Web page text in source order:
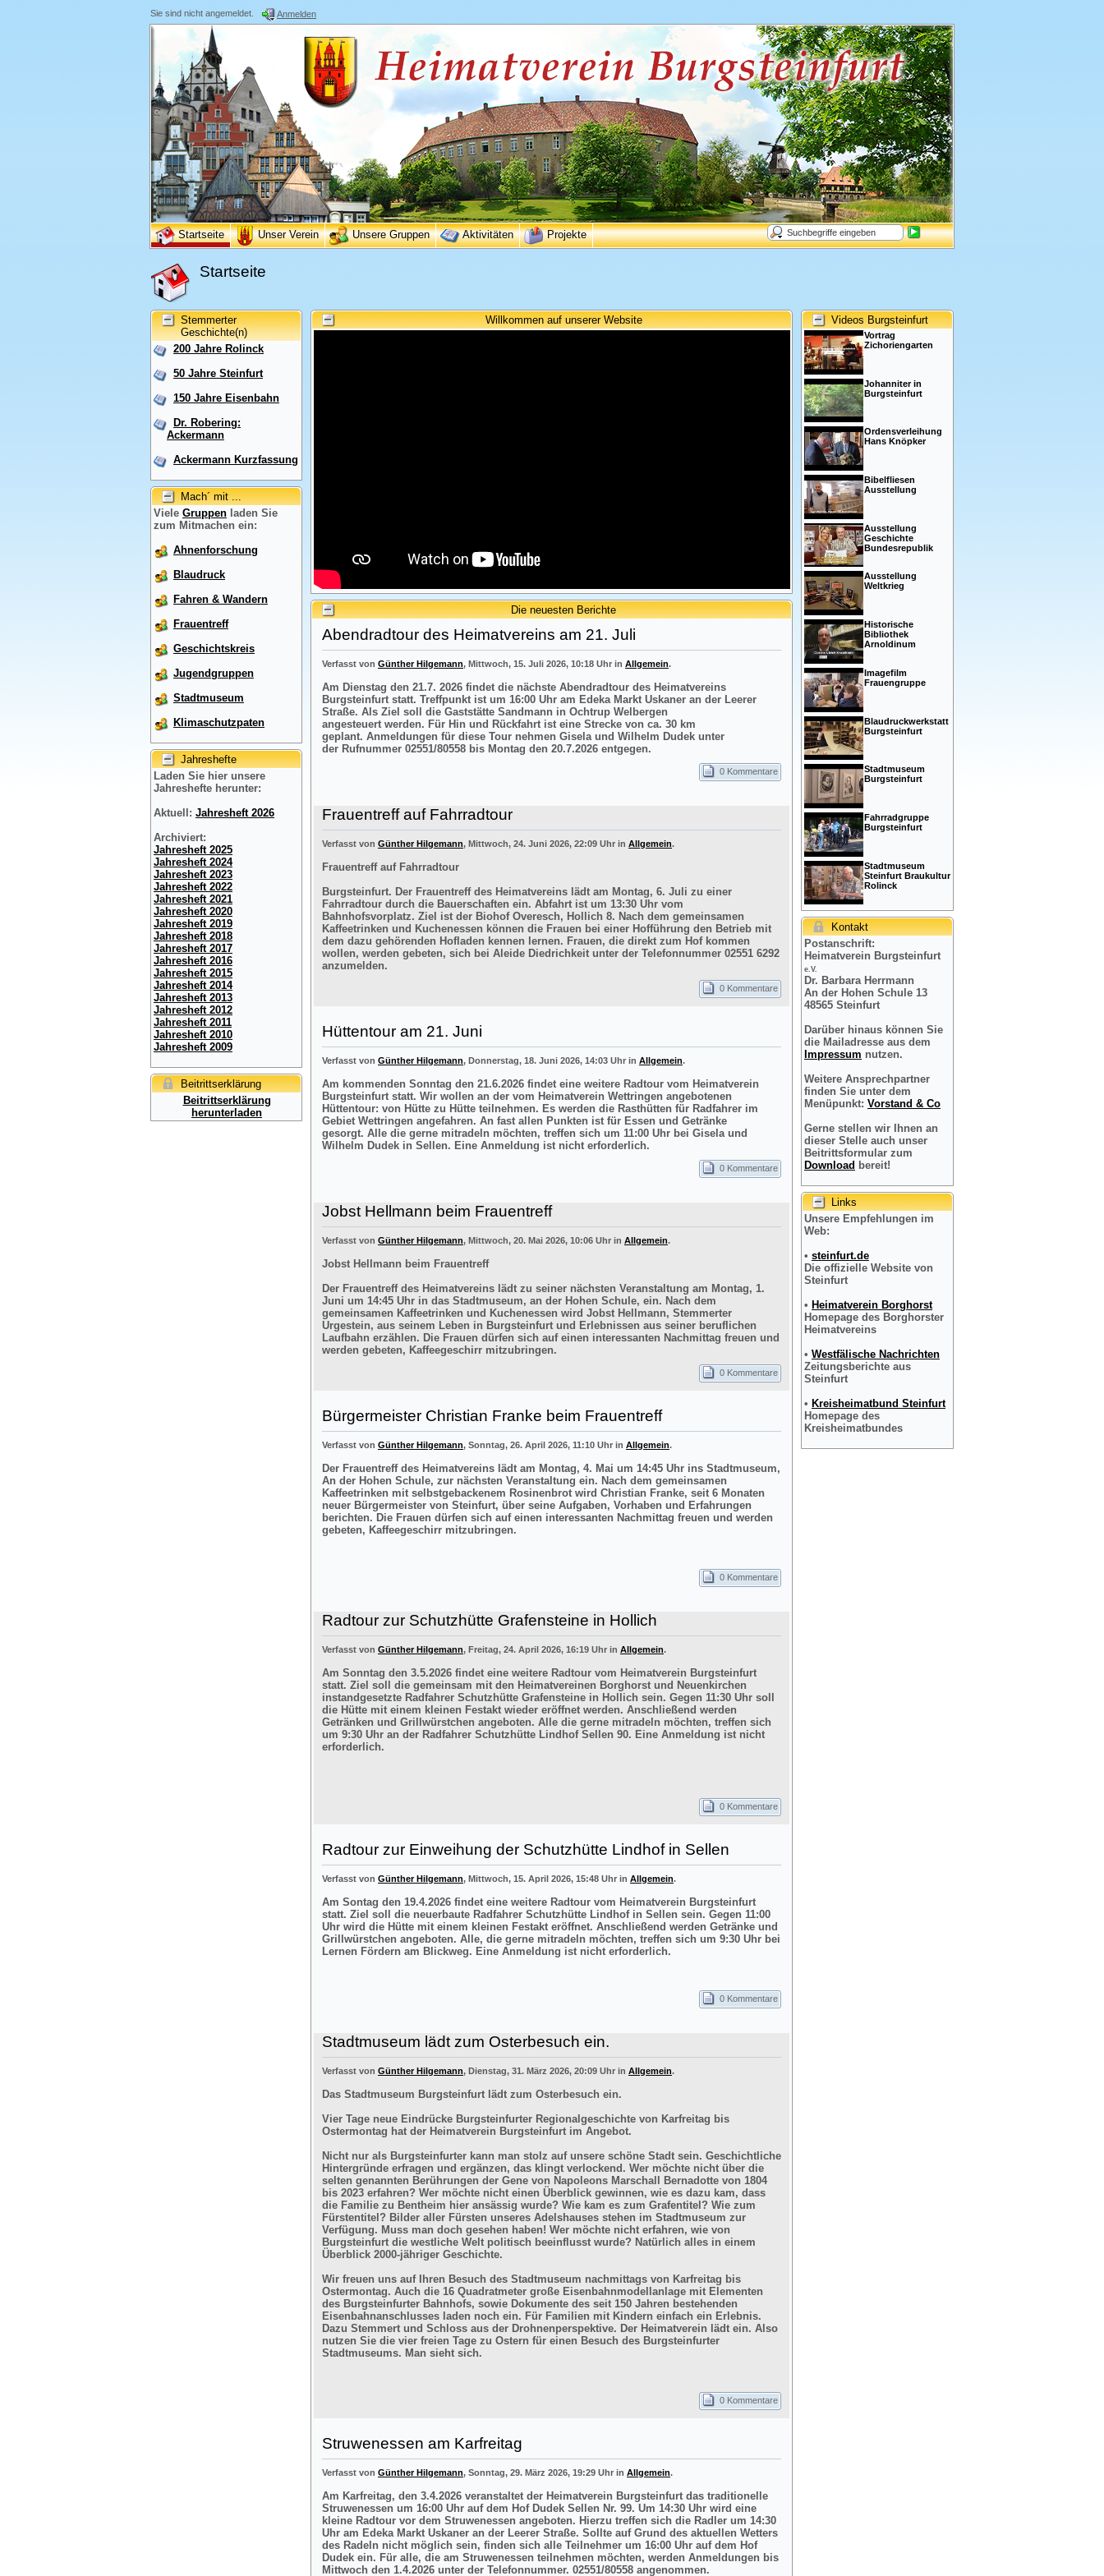
Sie sind nicht angemeldet. Anmelden
Startseite Unser Verein Unsere Gruppen Aktivitäten Projekte
Startseite
Stemmerter
Geschichte(n)
200 Jahre Rolinck
50 Jahre Steinfurt
150 Jahre Eisenbahn
Dr. Robering:
Ackermann
Ackermann Kurzfassung
Mach´ mit ...
Viele Gruppen laden Sie
zum Mitmachen ein:
Ahnenforschung
Blaudruck
Fahren & Wandern
Frauentreff
Geschichtskreis
Jugendgruppen
Stadtmuseum
Klimaschutzpaten
Jahreshefte
Laden Sie hier unsere
Jahreshefte herunter:
Aktuell: Jahresheft 2026
Archiviert:
Jahresheft 2025
Jahresheft 2024
Jahresheft 2023
Jahresheft 2022
Jahresheft 2021
Jahresheft 2020
Jahresheft 2019
Jahresheft 2018
Jahresheft 2017
Jahresheft 2016
Jahresheft 2015
Jahresheft 2014
Jahresheft 2013
Jahresheft 2012
Jahresheft 2011
Jahresheft 2010
Jahresheft 2009
Beitrittserklärung
Beitrittserklärung
herunterladen
Willkommen auf unserer Website
Die neuesten Berichte
Abendradtour des Heimatvereins am 21. Juli
Verfasst von Günther Hilgemann, Mittwoch, 15. Juli 2026, 10:18 Uhr in Allgemein.
Am Dienstag den 21.7. 2026 findet die nächste Abendradtour des Heimatvereins
Burgsteinfurt statt. Treffpunkt ist um 16:00 Uhr am Edeka Markt Uskaner an der Leerer
Straße. Als Ziel soll die Gaststätte Sandmann in Ochtrup Welbergen
angesteuert werden. Für Hin und Rückfahrt ist eine Strecke von ca. 30 km
geplant. Anmeldungen für diese Tour nehmen Gisela und Wilhelm Dudek unter
der Rufnummer 02551/80558 bis Montag den 20.7.2026 entgegen.
0 Kommentare
Frauentreff auf Fahrradtour
Verfasst von Günther Hilgemann, Mittwoch, 24. Juni 2026, 22:09 Uhr in Allgemein.
Frauentreff auf Fahrradtour
Burgsteinfurt. Der Frauentreff des Heimatvereins lädt am Montag, 6. Juli zu einer
Fahrradtour durch die Bauerschaften ein. Abfahrt ist um 13:30 Uhr vom
Bahnhofsvorplatz. Ziel ist der Biohof Overesch, Hollich 8. Nach dem gemeinsamen
Kaffeetrinken und Kuchenessen können die Frauen bei einer Hofführung den Betrieb mit
dem dazu gehörenden Hofladen kennen lernen. Frauen, die direkt zum Hof kommen
wollen, werden gebeten, sich bei Aleide Diedrichkeit unter der Telefonnummer 02551 6292
anzumelden.
0 Kommentare
Hüttentour am 21. Juni
Verfasst von Günther Hilgemann, Donnerstag, 18. Juni 2026, 14:03 Uhr in Allgemein.
Am kommenden Sonntag den 21.6.2026 findet eine weitere Radtour vom Heimatverein
Burgsteinfurt statt. Wir wollen an der vom Heimatverein Wettringen angebotenen
Hüttentour: von Hütte zu Hütte teilnehmen. Es werden die Rasthütten für Radfahrer im
Gebiet Wettringen angefahren. An fast allen Punkten ist für Essen und Getränke
gesorgt. Alle die gerne mitradeln möchten, treffen sich um 11:00 Uhr bei Gisela und
Wilhelm Dudek in Sellen. Eine Anmeldung ist nicht erforderlich.
0 Kommentare
Jobst Hellmann beim Frauentreff
Verfasst von Günther Hilgemann, Mittwoch, 20. Mai 2026, 10:06 Uhr in Allgemein.
Jobst Hellmann beim Frauentreff
Der Frauentreff des Heimatvereins lädt zu seiner nächsten Veranstaltung am Montag, 1.
Juni um 14:45 Uhr in das Stadtmuseum, an der Hohen Schule, ein. Nach dem
gemeinsamen Kaffeetrinken und Kuchenessen wird Jobst Hellmann, Stemmerter
Urgestein, aus seinem Leben in Burgsteinfurt und Erlebnissen aus seiner beruflichen
Laufbahn erzählen. Die Frauen dürfen sich auf einen interessanten Nachmittag freuen und
werden gebeten, Kaffeegeschirr mitzubringen.
0 Kommentare
Bürgermeister Christian Franke beim Frauentreff
Verfasst von Günther Hilgemann, Sonntag, 26. April 2026, 11:10 Uhr in Allgemein.
Der Frauentreff des Heimatvereins lädt am Montag, 4. Mai um 14:45 Uhr ins Stadtmuseum,
An der Hohen Schule, zur nächsten Veranstaltung ein. Nach dem gemeinsamen
Kaffeetrinken mit selbstgebackenem Rosinenbrot wird Christian Franke, seit 6 Monaten
neuer Bürgermeister von Steinfurt, über seine Aufgaben, Vorhaben und Erfahrungen
berichten. Die Frauen dürfen sich auf einen interessanten Nachmittag freuen und werden
gebeten, Kaffeegeschirr mitzubringen.
0 Kommentare
Radtour zur Schutzhütte Grafensteine in Hollich
Verfasst von Günther Hilgemann, Freitag, 24. April 2026, 16:19 Uhr in Allgemein.
Am Sonntag den 3.5.2026 findet eine weitere Radtour vom Heimatverein Burgsteinfurt
statt. Ziel soll die gemeinsam mit den Heimatvereinen Borghorst und Neuenkirchen
instandgesetzte Radfahrer Schutzhütte Grafensteine in Hollich sein. Gegen 11:30 Uhr soll
die Hütte mit einem kleinen Festakt wieder eröffnet werden. Anschließend werden
Getränken und Grillwürstchen angeboten. Alle die gerne mitradeln möchten, treffen sich
um 9:30 Uhr an der Radfahrer Schutzhütte Lindhof Sellen 90. Eine Anmeldung ist nicht
erforderlich.
0 Kommentare
Radtour zur Einweihung der Schutzhütte Lindhof in Sellen
Verfasst von Günther Hilgemann, Mittwoch, 15. April 2026, 15:48 Uhr in Allgemein.
Am Sontag den 19.4.2026 findet eine weitere Radtour vom Heimatverein Burgsteinfurt
statt. Ziel soll die neuerbaute Radfahrer Schutzhütte Lindhof in Sellen sein. Gegen 11:00
Uhr wird die Hütte mit einem kleinen Festakt eröffnet. Anschließend werden Getränke und
Grillwürstchen angeboten. Alle, die gerne mitradeln möchten, treffen sich um 9:30 Uhr bei
Lernen Fördern am Blickweg. Eine Anmeldung ist nicht erforderlich.
0 Kommentare
Stadtmuseum lädt zum Osterbesuch ein.
Verfasst von Günther Hilgemann, Dienstag, 31. März 2026, 20:09 Uhr in Allgemein.
Das Stadtmuseum Burgsteinfurt lädt zum Osterbesuch ein.
Vier Tage neue Eindrücke Burgsteinfurter Regionalgeschichte von Karfreitag bis
Ostermontag hat der Heimatverein Burgsteinfurt im Angebot.
Nicht nur als Burgsteinfurter kann man stolz auf unsere schöne Stadt sein. Geschichtliche
Hintergründe erfragen und ergänzen, das klingt verlockend. Wer möchte nicht über die
selten genannten Berührungen der Gene von Napoleons Marschall Bernadotte von 1804
bis 2023 erfahren? Wer möchte nicht einen Überblick gewinnen, wie es dazu kam, dass
die Familie zu Bentheim hier ansässig wurde? Wie kam es zum Grafentitel? Wie zum
Fürstentitel? Bilder aller Fürsten unseres Adelshauses stehen im Stadtmuseum zur
Verfügung. Muss man doch gesehen haben! Wer möchte nicht erfahren, wie von
Burgsteinfurt die westliche Welt politisch beeinflusst wurde? Natürlich alles in einem
Überblick 2000-jähriger Geschichte.
Wir freuen uns auf Ihren Besuch des Stadtmuseum nachmittags von Karfreitag bis
Ostermontag. Auch die 16 Quadratmeter große Eisenbahnmodellanlage mit Elementen
des Burgsteinfurter Bahnhofs, sowie Dokumente des seit 150 Jahren bestehenden
Eisenbahnanschlusses laden noch ein. Für Familien mit Kindern einfach ein Erlebnis.
Dazu Stemmert und Schloss aus der Drohnenperspektive. Der Heimatverein lädt ein. Also
nutzen Sie die vier freien Tage zu Ostern für einen Besuch des Burgsteinfurter
Stadtmuseums. Man sieht sich.
0 Kommentare
Struwenessen am Karfreitag
Verfasst von Günther Hilgemann, Sonntag, 29. März 2026, 19:29 Uhr in Allgemein.
Am Karfreitag, den 3.4.2026 veranstaltet der Heimatverein Burgsteinfurt das traditionelle
Struwenessen um 16:00 Uhr auf dem Hof Dudek Sellen Nr. 99. Um 14:30 Uhr wird eine
kleine Radtour vor dem Struwenessen angeboten. Hierzu treffen sich die Radler um 14:30
Uhr am Edeka Markt Uskaner an der Leerer Straße. Sollte auf Grund des aktuellen Wetters
des Radeln nicht möglich sein, finden sich alle Teilnehmer um 16:00 Uhr auf dem Hof
Dudek ein. Für alle, die am Struwenessen teilnehmen möchten, werden Anmeldungen bis
Mittwoch den 1.4.2026 unter der Telefonnummer. 02551/80558 angenommen.
Videos Burgsteinfurt
Vortrag
Zichoriengarten
Johanniter in
Burgsteinfurt
Ordensverleihung
Hans Knöpker
Bibelfliesen
Ausstellung
Ausstellung
Geschichte
Bundesrepublik
Ausstellung
Weltkrieg
Historische
Bibliothek
Arnoldinum
Imagefilm
Frauengruppe
Blaudruckwerkstatt
Burgsteinfurt
Stadtmuseum
Burgsteinfurt
Fahrradgruppe
Burgsteinfurt
Stadtmuseum
Steinfurt Braukultur
Rolinck
Kontakt
Postanschrift:
Heimatverein Burgsteinfurt
e.V.
Dr. Barbara Herrmann
An der Hohen Schule 13
48565 Steinfurt
Darüber hinaus können Sie
die Mailadresse aus dem
Impressum nutzen.
Weitere Ansprechpartner
finden Sie unter dem
Menüpunkt: Vorstand & Co
Gerne stellen wir Ihnen an
dieser Stelle auch unser
Beitrittsformular zum
Download bereit!
Links
Unsere Empfehlungen im
Web:
• steinfurt.de
Die offizielle Website von
Steinfurt
• Heimatverein Borghorst
Homepage des Borghorster
Heimatvereins
• Westfälische Nachrichten
Zeitungsberichte aus
Steinfurt
• Kreisheimatbund Steinfurt
Homepage des
Kreisheimatbundes